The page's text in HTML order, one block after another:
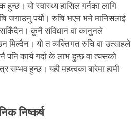
यो स्वास्थ्य हासिल गर्नका लागि
जगाउनु पर्यो। रुचि भएन भने मानिसलाई
कुनै संविधान वा कानुनले
मिल्दैन। यो त व्यक्तिगत रुचि वा उत्साहले
कार्य गर्दा के लाभ हुन्छ वा त्यसको
सम्भव हुन्छ। यही महत्वका बारेमा हामी
निष्कर्ष